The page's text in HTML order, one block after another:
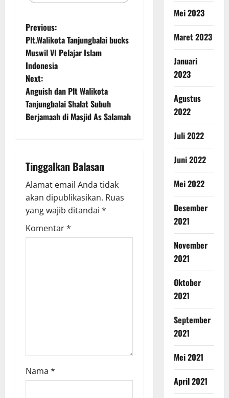
Previous:
Plt.Walikota Tanjungbalai bucks
Muswil VI Pelajar Islam
Indonesia
Next:
Anguish dan Plt Walikota
Tanjungbalai Shalat Subuh
Berjamaah di Masjid As Salamah
Tinggalkan Balasan
Alamat email Anda tidak
akan dipublikasikan. Ruas
yang wajib ditandai *
Komentar*
Nama *
Mei 2023
Maret 2023
Januari
2023
Agustus
2022
Juli 2022
Juni 2022
Mei 2022
Desember
2021
November
2021
Oktober
2021
September
2021
Mei 2021
April 2021